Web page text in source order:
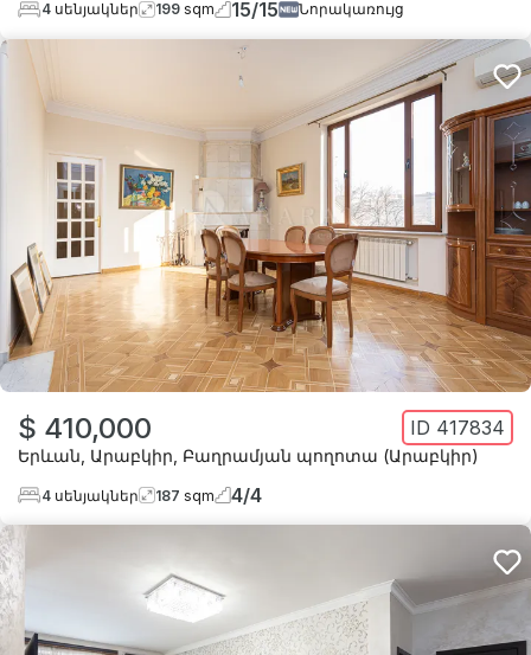
4 սենյակներ 199 sqm 15/15 Նորակառույց
$ 410,000 ID 417834
Երևան Արաբկիր Բաղրամյան պողոտա (Արաբկիր)
4 սենյակներ 187 sqm 4/4